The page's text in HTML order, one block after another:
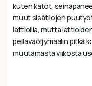
kuten katot,
muut sisätilojen
lattioilla, mutta
pellavaöljymaalin pitkä
muutamasta viikosta